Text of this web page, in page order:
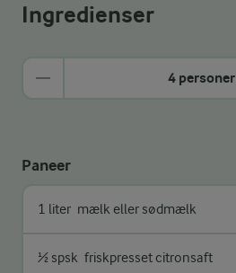
Ingredienser
4 personer
Paneer
1 liter mælk eller sødmælk
½ spsk friskpresset citronsaft